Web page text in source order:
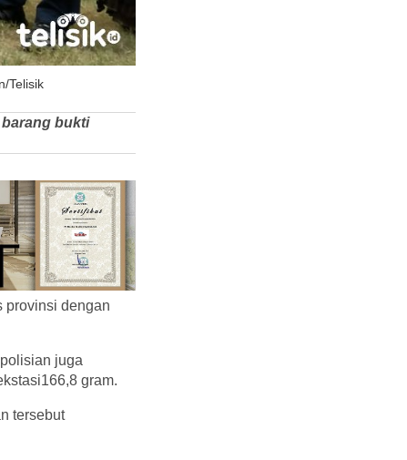
Telisik
bukti
provinsi dengan
juga
gram.
tersebut